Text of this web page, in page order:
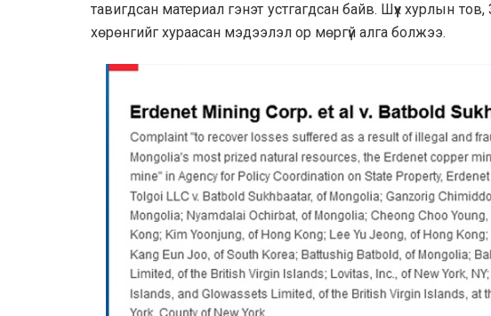
тавигдсан материал гэнэт устгагдсан байв. Шүүх хурлын
хөрөнгийг хураасан мэдээлэл ор мөргүй алга болжээ.